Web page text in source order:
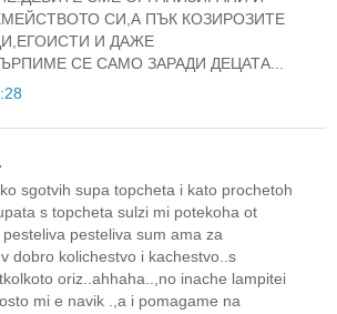
СИ,А ПЪК КОЗИРОЗИТЕ
И ДАЖЕ
СЕ САМО ЗАРАДИ ДЕЦАТА...
sgotvih supa topcheta i kato prochetoh
s topcheta sulzi mi potekoha ot
pesteliva sum ama za
dobro kolichestvo i kachestvo..s
oriz..ahhaha..,no inache lampitei
mi e navik .,a i pomagame na